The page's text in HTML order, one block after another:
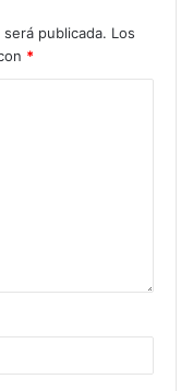
publicada. Los
*